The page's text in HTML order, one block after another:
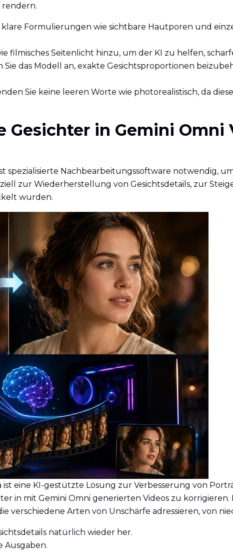
rendern.
Formulierungen wie sichtbare Hautporen und
filmisches Seitenlicht hinzu, um der KI zu helfen,
Sie das Modell an, exakte Gesichtsproportionen
Sie keine leeren Worte wie photorealistisch, da
Gesichter in Gemini
spezialisierte Nachbearbeitungssoftware notwendig,
zur Wiederherstellung von Gesichtsdetails, zur
wurden.
eine KI-gestützte Lösung zur Verbesserung von
in mit Gemini Omni generierten Videos zu
verschiedene Arten von Unschärfe adressieren, von
natürlich wieder her.
Ausgaben.